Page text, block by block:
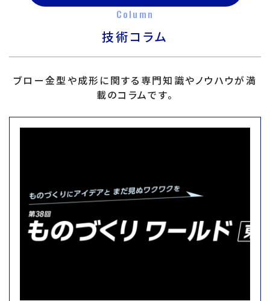
Column
技術コラム
ブロー金型や成形に関する専門知識やノウハウが満
載のコラムです。